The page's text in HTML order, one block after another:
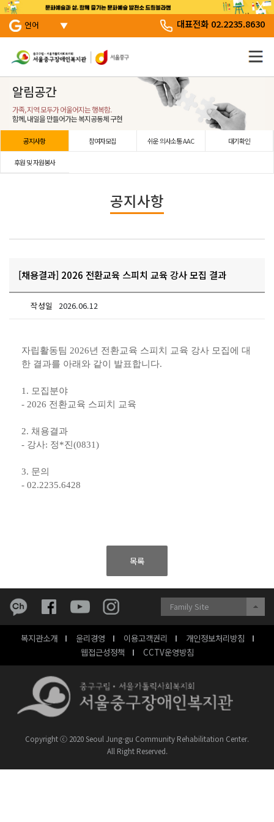
본문 바로 가기
서브 메뉴 바로가기
주 메뉴 바로 가기
언어 대표전화 02.2235.8630
알림공간
가족, 지역 모두가 어울어지는 행복함.
함께, 내일을 만들어가는 복지공동체 구현
공지사항 참여자모집 쉬운 의사소통 AAC 대기확인
후원 및 자원봉사
공지사항
[채용결과] 2026 전환교육 스피치 교육 강사 모집 결과
작성일 2026.06.12
자립활동팀 2026년 전환교육 스피치 교육 강사 모집에 대
한 결과를 아래와 같이 발표합니다.
1. 모집분야
- 2026 전환교육 스피치 교육
2. 채용결과
- 강사: 정*진(0831)
3. 문의
- 02.2235.6428
목록
복지관소개 윤리경영 이용고객권리
개인정보처리방침
웹접근성정책
CCTV운영방침
Family Site
Copyright ⓒ 2020 Seoul Jung-gu Community Rehabilitation Center.
All Right Reserved.